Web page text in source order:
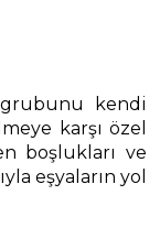
kendi
karşı özel
boşlukları ve
eşyaların yol